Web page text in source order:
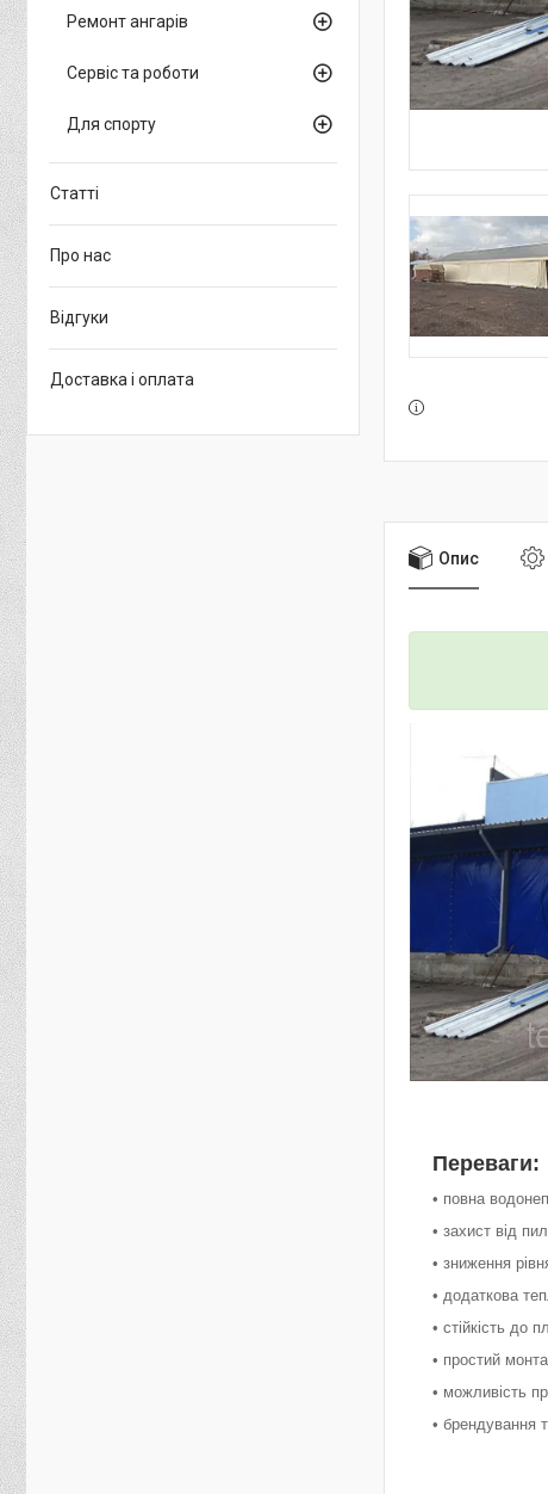
Опис
Переваги:
• повна
• захист від
• зниження
• додаткова
• стійкість до
• простий
• можливість
• брендування
Ремонт ангарів
Сервіс та роботи
Для спорту
Статті
Про нас
Відгуки
Доставка і оплата